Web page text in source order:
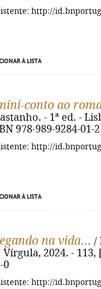
http://
À LISTA
conto ao
- 1ª ed. -
978-989-9284-01-2
http://
À LISTA
na vida... /
2024. - 113,
0
http://